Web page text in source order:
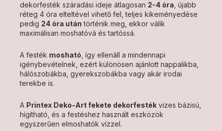
dekorfesték száradási ideje átlagosan 2-4 óra , újabb
réteg 4 óra elteltével vihető fel, teljes kikeményedése
pedig 24 óra után történik meg, ekkor válik
maximálisan moshatóvá és tartóssá.
A festék mosható , így ellenáll a mindennapi
igénybevételnek, ezért különösen ajánlott nappalikba,
hálószobákba, gyerekszobákba vagy akár irodai
terekbe is.
A Printex Deko-Art fekete dekorfesték vizes bázisú,
hígítható, és a festéshez használt eszközök
egyszerűen elmoshatók vízzel.